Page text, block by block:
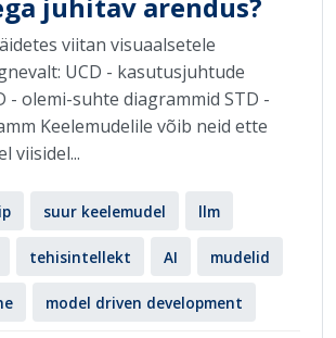
viitan visuaalsetele
UCD - kasutusjuhtude
- olemi-suhte diagrammid STD -
Keelemudelile võib neid ette
viisidel...
suur keelemudel llm
tehisintellekt AI mudelid
model driven development